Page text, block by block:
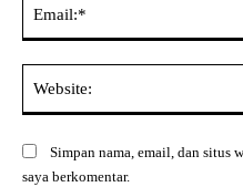
Simpan nama, email, dan situs
saya berkomentar.